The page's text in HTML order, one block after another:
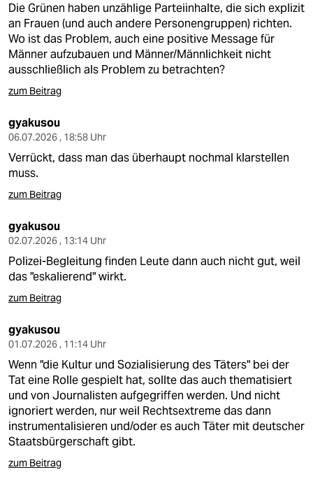
Die Grünen haben unzählige Parteiinhalte, die sich explizit
an Frauen (und auch andere Personengruppen) richten.
Wo ist das Problem, auch eine positive Message für
Männer aufzubauen und Männer/Männlichkeit nicht
ausschließlich als Problem zu betrachten?
zum Beitrag
gyakusou
06.07.2026 , 18:58 Uhr
Verrückt, dass man das überhaupt nochmal klarstellen
muss.
zum Beitrag
gyakusou
02.07.2026 , 13:14 Uhr
Polizei-Begleitung finden Leute dann auch nicht gut, weil
das "eskalierend" wirkt.
zum Beitrag
gyakusou
01.07.2026 , 11:14 Uhr
Wenn "die Kultur und Sozialisierung des Täters" bei der
Tat eine Rolle gespielt hat, sollte das auch thematisiert
und von Journalisten aufgegriffen werden. Und nicht
ignoriert werden, nur weil Rechtsextreme das dann
instrumentalisieren und/oder es auch Täter mit deutscher
Staatsbürgerschaft gibt.
zum Beitrag